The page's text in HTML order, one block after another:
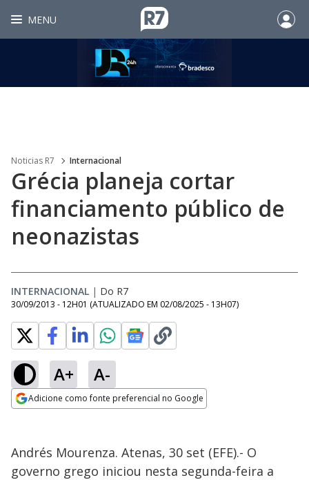
MENU
Noticias R7 Internacional
Grécia planeja cortar
financiamento público de
neonazistas
INTERNACIONAL | Do R7
30/09/2013 - 12H01 (ATUALIZADO EM 02/08/2025 - 13H07)
A+ A-
Adicione como fonte preferencial no Google
Andrés Mourenza. Atenas, 30 set (EFE).- O
governo grego iniciou nesta segunda-feira a